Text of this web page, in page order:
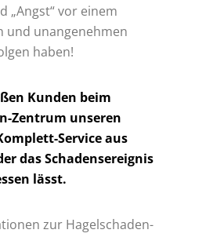
„Angst“ vor einem
und unangenehmen
haben!
Kunden beim
Zentrum unseren
Service aus
das Schadensereignis
lässt.
zur Hagelschaden-